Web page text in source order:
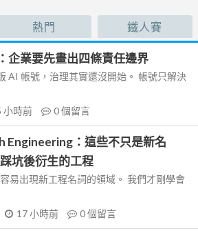
熱門 鐵人賽
企業要先畫出四條責任邊界
AI 帳號，治理其實還沒開始。 帳號只解決
小時前 0個留言
Engineering：這些不只是新名
坑後衍生的工程
易出現新工程名詞的領域。 我們才剛學會
17 小時前 0個留言